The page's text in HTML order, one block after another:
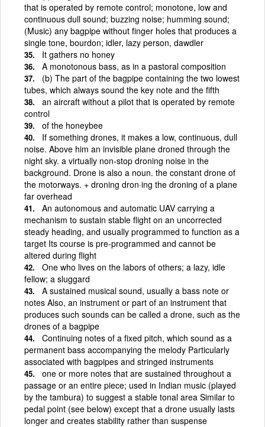
that is operated by remote control; monotone, low and
continuous dull sound; buzzing noise; humming sound;
(Music) any bagpipe without finger holes that produces a
single tone, bourdon; idler, lazy person, dawdler
It gathers no honey
A monotonous bass, as in a pastoral composition
(b) The part of the bagpipe containing the two lowest
tubes, which always sound the key note and the fifth
an aircraft without a pilot that is operated by remote
control
of the honeybee
If something drones, it makes a low, continuous, dull
noise. Above him an invisible plane droned through the
night sky. a virtually non-stop droning noise in the
background. Drone is also a noun. the constant drone of
the motorways. + droning dron·ing the droning of a plane
far overhead
An autonomous and automatic UAV carrying a
mechanism to sustain stable flight on an uncorrected
steady heading, and usually programmed to function as a
target Its course is pre-programmed and cannot be
altered during flight
One who lives on the labors of others; a lazy, idle
fellow; a sluggard
A sustained musical sound, usually a bass note or
notes Also, an instrument or part of an instrument that
produces such sounds can be called a drone, such as the
drones of a bagpipe
Continuing notes of a fixed pitch, which sound as a
permanent bass accompanying the melody Particularly
associated with bagpipes and stringed instruments
one or more notes that are sustained throughout a
passage or an entire piece; used in Indian music (played
by the tambura) to suggest a stable tonal area Similar to
pedal point (see below) except that a drone usually lasts
longer and creates stability rather than suspense